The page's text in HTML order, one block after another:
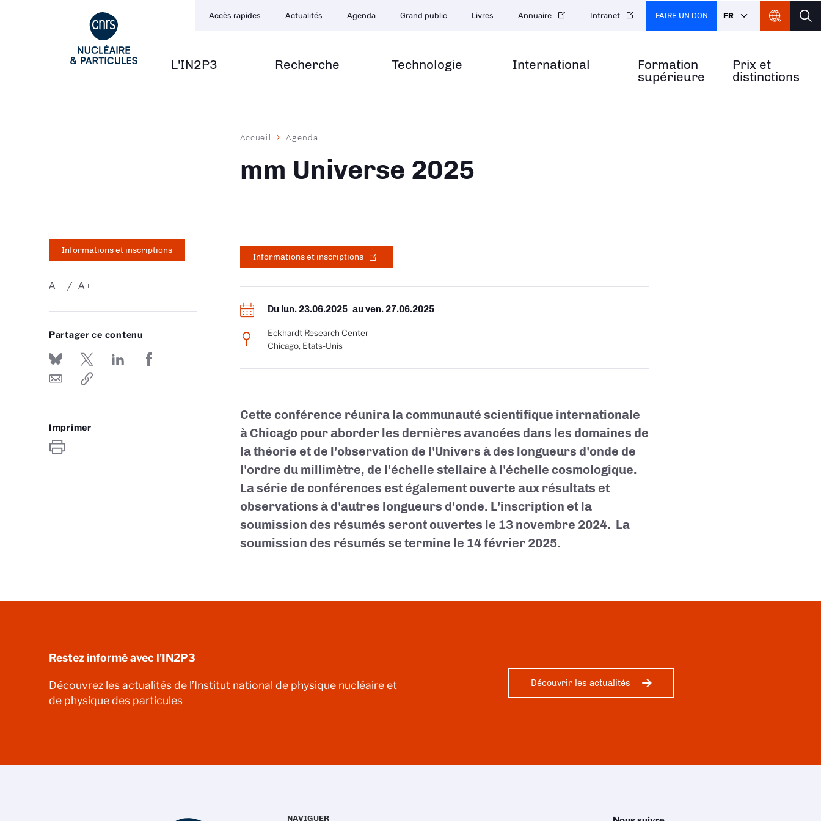
Navigation
L'IN2P3 Recherche Technologie International
Formation
supérieure
Prix et
distinctions
secondaire
Accès rapides Actualités Agenda Grand public Livres Annuaire Intranet FAIRE UN DON FR
Informations et inscriptions
-
A +
A
Partager ce contenu
Imprimer
Fil
Accueil Agenda
mm Universe 2025
Informations et inscriptions
Du lun. 23.06.2025 auven. 27.06.2025
Eckhardt Research Center
Chicago, Etats-Unis
Cette conférence réunira la communauté scientifique internationale
à Chicago pour aborder les dernières avancées dans les domaines de
la théorie et de l'observation de l'Univers à des longueurs d'onde de
l'ordre du millimètre, de l'échelle stellaire à l'échelle cosmologique.
La série de conférences est également ouverte aux résultats et
observations à d'autres longueurs d'onde. L'inscription et la
soumission des résumés seront ouvertes le 13 novembre 2024. La
soumission des résumés se termine le 14 février 2025.
Restez informé avec l'IN2P3
Découvrez les actualités de l’Institut national de physique nucléaire et
de physique des particules
Découvrir les actualités
NAVIGUER